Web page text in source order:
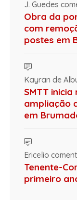
J. Guedes
Obra da
com
postes em
Kayran de
SMTT
ampliação
em
Ericelio
Tenente-
primeiro